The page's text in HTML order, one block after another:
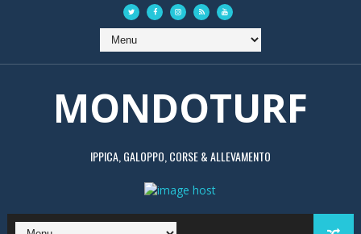
MONDOTURF
IPPICA, GALOPPO, CORSE & ALLEVAMENTO